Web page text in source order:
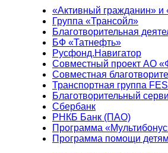
«Активный гражданин» и
Группа «Трансойл»
Благотворительная
БФ «Татнефть»
Русфонд.Навигатор
Совместный проект АО
Совместная
Транспортная группа
Благотворительный
Сбербанк
РНКБ Банк (ПАО)
Программа
Программа помощи